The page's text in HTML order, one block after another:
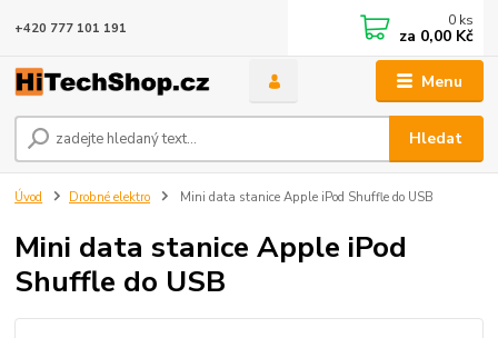
Menu
Hledat
+420 777 101 191 0 ks
za 0,00 Kč
Úvod Drobné elektro Mini data stanice Apple iPod Shuffle do USB
Mini data stanice Apple iPod
Shuffle do USB